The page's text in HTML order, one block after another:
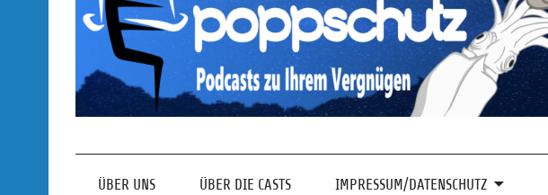
ÜBER UNS ÜBER DIE CASTS IMPRESSUM/DATENSCHUTZ